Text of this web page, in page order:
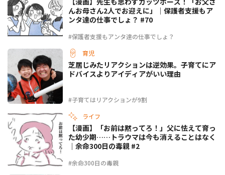
#保護者支援もアンタ達の仕事でしょ？
んお母さん2人でお迎えに」｜保護者支援もア
ンタ達の仕事でしょ？ #70
育児
#子育てはリアクションが9割
芝居じみたリアクションは逆効果。子育てにア
ドバイスよりアイディアがいい理由
ライフ
#余命300日の毒親
【漫画】「お前は黙ってろ！」父に怯えて育っ
た幼少期……トラウマは今も消えることはなく
｜余命300日の毒親 #2